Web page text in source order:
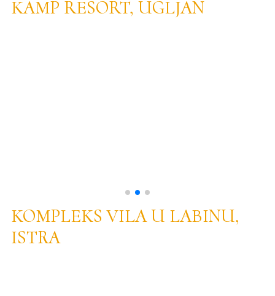
KAMP RESORT, UGLJAN
KOMPLEKS VILA U LABINU,
ISTRA